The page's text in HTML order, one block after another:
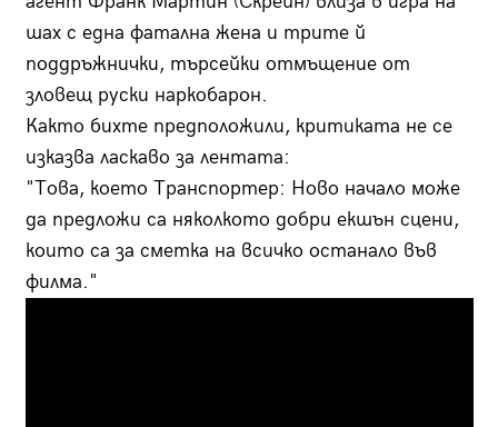
шах с една фатална жена и трите й
поддръжнички, търсейки отмъщение от
зловещ руски наркобарон.
Както бихте предположили, критиката не се
изказва ласкаво за лентата:
"Това, което Транспортер: Ново начало може
да предложи са няколкото добри екшън сцени,
които са за сметка на всичко останало във
филма."